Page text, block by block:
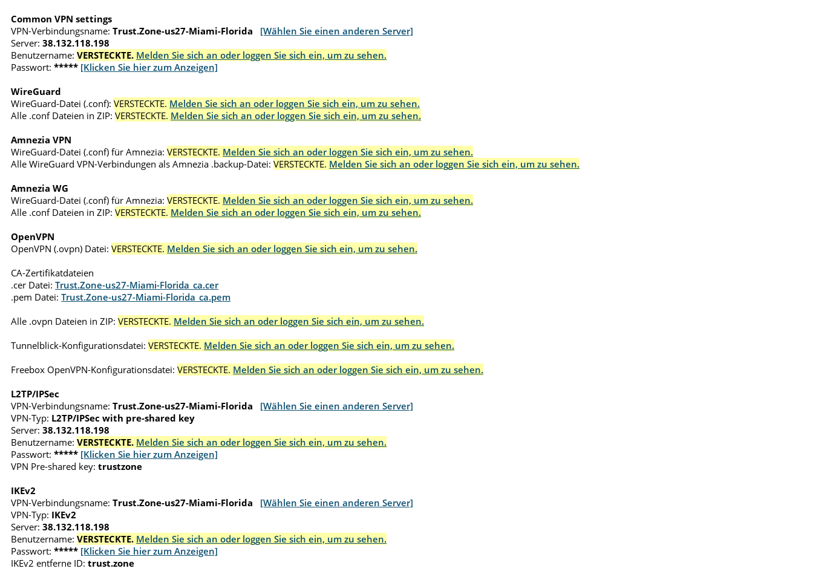
Common VPN settings
VPN-Verbindungsname: Trust.Zone-us27-Miami-Florida
[Wählen Sie einen anderen Server]
Server: 38.132.118.198
Benutzername: VERSTECKTE. Melden Sie sich an oder loggen Sie sich ein, um zu sehen.
Passwort: ***** [Klicken Sie hier zum Anzeigen]
WireGuard
WireGuard-Datei (.conf): VERSTECKTE. Melden Sie sich an oder loggen Sie sich ein, um zu sehen.
Alle .conf Dateien in ZIP: VERSTECKTE. Melden Sie sich an oder loggen Sie sich ein, um zu sehen.
Amnezia VPN
WireGuard-Datei (.conf) für Amnezia: VERSTECKTE. Melden Sie sich an oder loggen Sie sich ein, um zu sehen.
Alle WireGuard VPN-Verbindungen als Amnezia .backup-Datei: VERSTECKTE. Melden Sie sich an oder loggen Sie sich ein, um zu sehen.
Amnezia WG
WireGuard-Datei (.conf) für Amnezia: VERSTECKTE. Melden Sie sich an oder loggen Sie sich ein, um zu sehen.
Alle .conf Dateien in ZIP: VERSTECKTE. Melden Sie sich an oder loggen Sie sich ein, um zu sehen.
OpenVPN
OpenVPN (.ovpn) Datei: VERSTECKTE. Melden Sie sich an oder loggen Sie sich ein, um zu sehen.
CA-Zertifikatdateien
.cer Datei: Trust.Zone-us27-Miami-Florida_ca.cer
.pem Datei: Trust.Zone-us27-Miami-Florida_ca.pem
Alle .ovpn Dateien in ZIP: VERSTECKTE. Melden Sie sich an oder loggen Sie sich ein, um zu sehen.
Tunnelblick-Konfigurationsdatei: VERSTECKTE. Melden Sie sich an oder loggen Sie sich ein, um zu sehen.
Freebox OpenVPN-Konfigurationsdatei: VERSTECKTE. Melden Sie sich an oder loggen Sie sich ein, um zu sehen.
L2TP/IPSec
VPN-Verbindungsname: Trust.Zone-us27-Miami-Florida
[Wählen Sie einen anderen Server]
VPN-Typ: L2TP/IPSec with pre-shared key
Server: 38.132.118.198
Benutzername: VERSTECKTE. Melden Sie sich an oder loggen Sie sich ein, um zu sehen.
Passwort: ***** [Klicken Sie hier zum Anzeigen]
VPN Pre-shared key: trustzone
IKEv2
VPN-Verbindungsname: Trust.Zone-us27-Miami-Florida
[Wählen Sie einen anderen Server]
VPN-Typ: IKEv2
Server: 38.132.118.198
Benutzername: VERSTECKTE. Melden Sie sich an oder loggen Sie sich ein, um zu sehen.
Passwort: ***** [Klicken Sie hier zum Anzeigen]
IKEv2 entferne ID: trust.zone